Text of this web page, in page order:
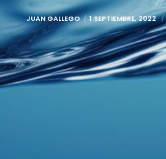
JUAN GALLEGO 1 SEPTIEMBRE, 2022